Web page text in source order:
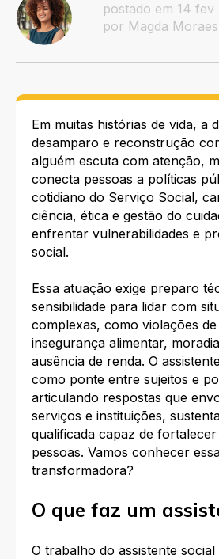
postado em 14 fev
por Magda Moraes
Em muitas histórias de vida, a
desamparo e reconstrução
alguém escuta com atenção,
conecta pessoas a políticas
cotidiano do Serviço Social,
ciência, ética e gestão do
enfrentar vulnerabilidades e
social.
Essa atuação exige preparo
sensibilidade para lidar com
complexas, como violações
insegurança alimentar,
ausência de renda. O
como ponte entre sujeitos e
articulando respostas que
serviços e instituições,
qualificada capaz de
pessoas. Vamos conhecer
transformadora?
O que faz um
O trabalho do assistente